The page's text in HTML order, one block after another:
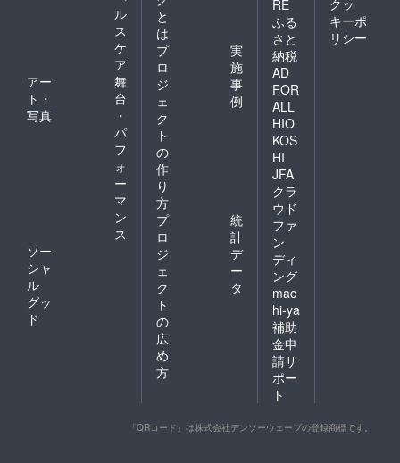
ル
ス
ケ
ア
アー
ト・
写真
舞
台
・
パ
フ
ォ
ー
マ
ン
ス
ソー
シャ
ル
グッ
ド
と
は
プ
ロ
ジ
ェ
ク
ト
の
作
り
方
実
施
事
例
プ
ロ
ジ
ェ
ク
ト
の
広
め
方
統
計
デ
ー
タ
RE
ふる
さと
納税
AD
FOR
ALL
HIO
KOS
HI
JFA
クラ
ウド
ファ
ン
ディ
ング
mac
hi-ya
補助
金申
請サ
ポー
ト
クッ
キーポ
リシー
「QRコード」は株式会社デンソーウェーブの登録商標です。